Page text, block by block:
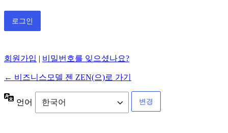
회원가입 | 비밀번호를 잊으셨나요?
← 비즈니스모델 젠 ZEN(으)로 가기
언어